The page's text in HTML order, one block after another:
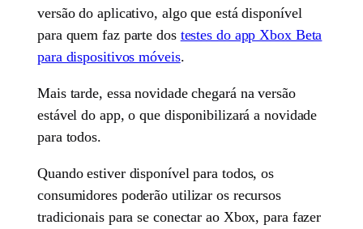
versão do aplicativo, algo que está disponível
para quem faz parte dos testes do app Xbox Beta
para dispositivos móveis.
Mais tarde, essa novidade chegará na versão
estável do app, o que disponibilizará a novidade
para todos.
Quando estiver disponível para todos, os
consumidores poderão utilizar os recursos
tradicionais para se conectar ao Xbox, para fazer